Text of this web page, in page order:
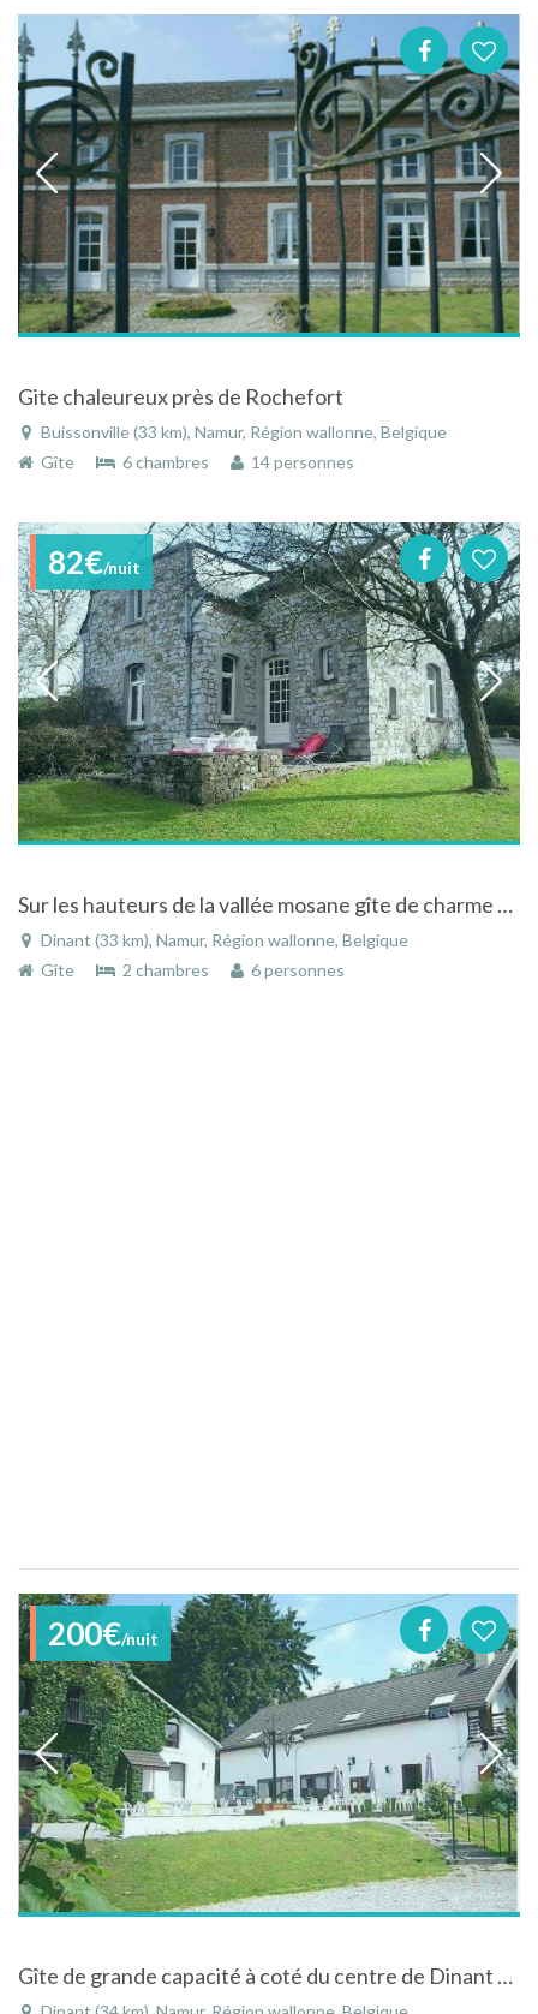
Gite chaleureux près de Rochefort
Buissonville (33 km), Namur, Région wallonne, Belgique
Gîte
6 chambres 14 personnes
82€/nuit
Sur les hauteurs de la vallée mosane gîte de charme à proximité de Dinant
Dinant (33 km), Namur, Région wallonne, Belgique
Gîte
2 chambres 6 personnes
200€/nuit
Gîte de grande capacité à coté du centre de Dinant dans un cadre verdoyant